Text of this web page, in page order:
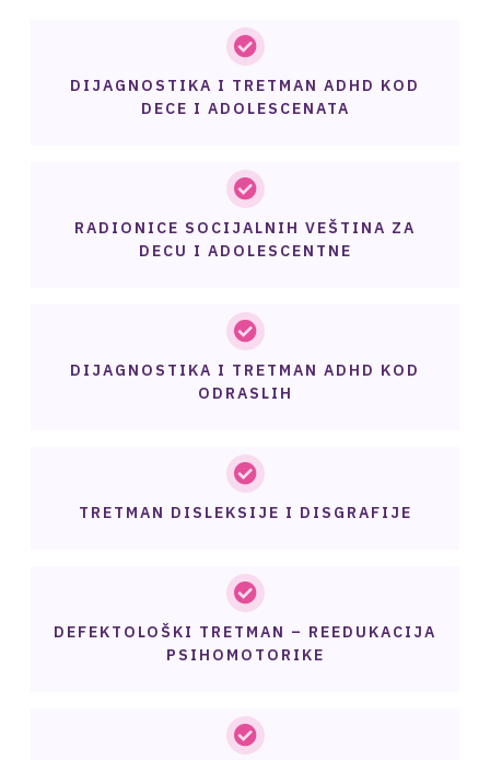
DIJAGNOSTIKA I TRETMAN ADHD KOD
DECE I ADOLESCENATA
RADIONICE SOCIJALNIH VEŠTINA ZA
DECU I ADOLESCENTNE
DIJAGNOSTIKA I TRETMAN ADHD KOD
ODRASLIH
TRETMAN DISLEKSIJE I DISGRAFIJE
DEFEKTOLOŠKI TRETMAN – REEDUKACIJA
PSIHOMOTORIKE